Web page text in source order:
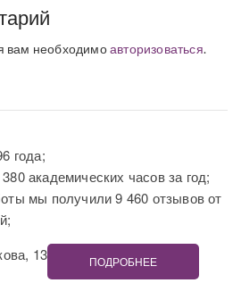
вам необходимоавторизоваться.
года;
академических часов за год;
мы получили 9 460 отзывов от
13
ПОДРОБНЕЕ